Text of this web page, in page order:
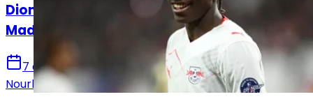
Diomandé après sa signature au Real
Madrid : « Ce n’est que le début »
7 août 2026
Nourhane Haroui